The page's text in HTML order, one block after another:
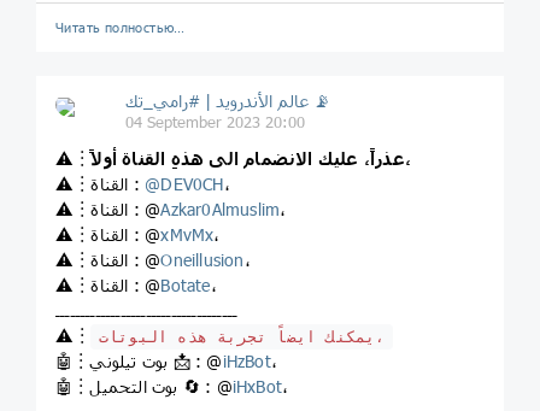
Читать полностью…
عالم الأندرويد | #رامي_تك 📡
04 September 2023 20:00
⚠️︙
عذراً، عليك الانضمام الى هذهِ القناة أولاً،
⚠️︙القناة : @DEV0CH،
⚠️︙القناة : @Azkar0Almuslim،
⚠️︙القناة : @xMvMx،
⚠️︙القناة : @Oneillusion،
⚠️︙القناة : @Botate،
⚠️︙
يمكنك ايضاً تجربة هذه البوتات،
🤖︙بوت تيلوني 📩 : @iHzBot،
🤖︙بوت التحميل 🔄 : @iHxBot،